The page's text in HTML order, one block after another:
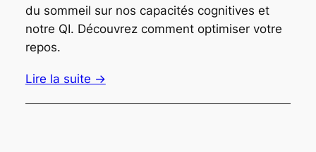
du sommeil sur nos capacités cognitives et
notre QI. Découvrez comment optimiser votre
repos.
Lire la suite →